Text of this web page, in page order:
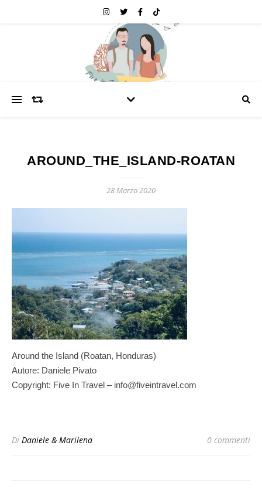
AROUND_THE_ISLAND-ROATAN
28 Marzo 2020
Around the Island (Roatan, Honduras)
Autore: Daniele Pivato
Copyright: Five In Travel – info@fiveintravel.com
Di Daniele & Marilena 0 commenti